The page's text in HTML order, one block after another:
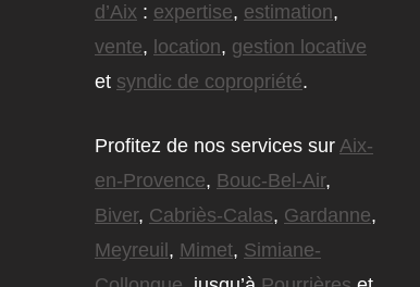
d’Aix : expertise, estimation,
vente, location, gestion locative
et syndic de copropriété.
Profitez de nos services sur Aix-
en-Provence, Bouc-Bel-Air,
Biver, Cabriès-Calas, Gardanne,
Meyreuil , Mimet, Simiane-